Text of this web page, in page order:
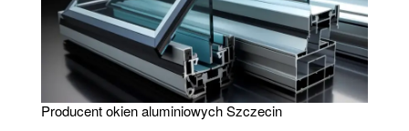
Producent okien aluminiowych Szczecin